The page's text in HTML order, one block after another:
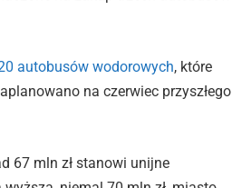
autobusów wodorowych, które
na czerwiec przyszłego
67 mln zł stanowi unijne